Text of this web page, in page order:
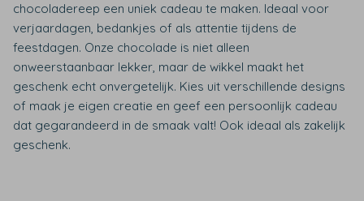
chocoladereep een uniek cadeau te maken. Ideaal voor
verjaardagen, bedankjes of als attentie tijdens de
feestdagen. Onze chocolade is niet alleen
onweerstaanbaar lekker, maar de wikkel maakt het
geschenk echt onvergetelijk. Kies uit verschillende designs
of maak je eigen creatie en geef een persoonlijk cadeau
dat gegarandeerd in de smaak valt! Ook ideaal als zakelijk
geschenk.